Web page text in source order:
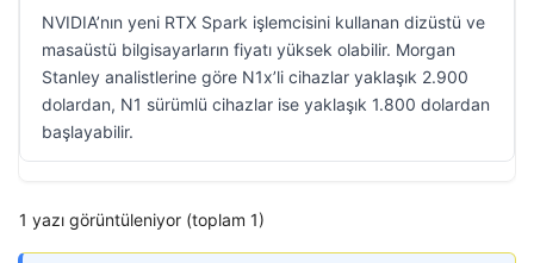
NVIDIA’nın yeni RTX Spark işlemcisini kullanan dizüstü ve
masaüstü bilgisayarların fiyatı yüksek olabilir. Morgan
Stanley analistlerine göre N1x’li cihazlar yaklaşık 2.900
dolardan, N1 sürümlü cihazlar ise yaklaşık 1.800 dolardan
başlayabilir.
1 yazı görüntüleniyor (toplam 1)